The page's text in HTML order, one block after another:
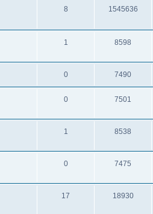
8 1545636
1 8598
0 7490
0 7501
1 8538
0 7475
17 18930